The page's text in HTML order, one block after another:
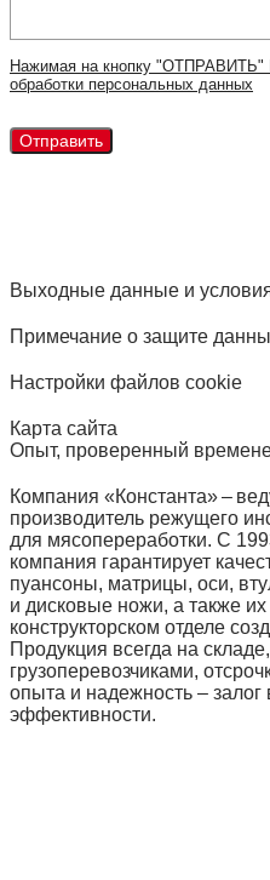
Нажимая на кнопку "ОТПРАВИТЬ"
обработки персональных данных
Выходные данные и
Примечание о защите
Настройки файлов cookie
Карта сайта
Опыт, проверенный
Компания «Константа» –
производитель режущего
для мясопереработки. С
компания гарантирует
пуансоны, матрицы, оси,
и дисковые ножи, а также их
конструкторском отделе
Продукция всегда на
грузоперевозчиками,
опыта и надежность –
эффективности.